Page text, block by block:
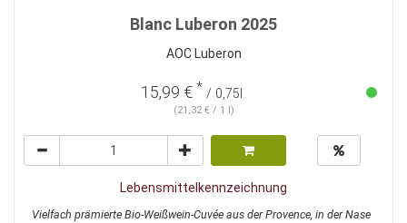
Blanc Luberon 2025
AOC Luberon
15,99 € * / 0,75l
(21,32 € / 1 l)
Lebensmittelkennzeichnung
Vielfach prämierte Bio-Weißwein-Cuvée aus der Provence, in der Nase